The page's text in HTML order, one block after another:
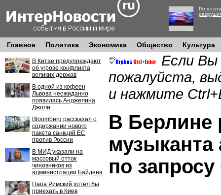
По
Главное Политика Экономика Общество Культура
В Китае предупреждают
об угрозе конфликта
великих держав
В одной из кофеен
Львова неожиданно
появилась Анджелина
Джоли
Bloomberg рассказал о
содержании нового
пакета санкций ЕС
против России
В МИД указали на
массовый отток
чиновников из
администрации Байдена
Папа Римский хотел бы
приехать в Киев
Если Вы
пожалуйста,
и нажмите
В Берлине
музыканта
по